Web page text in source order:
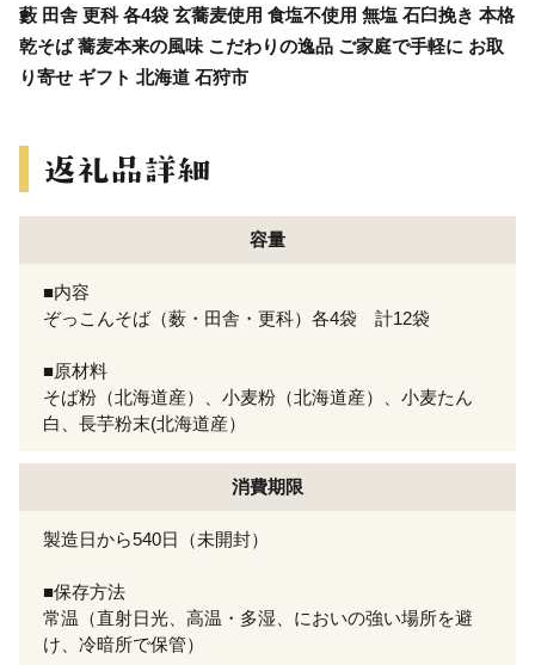
藪 田舎 更科 各4袋 玄蕎麦使用 食塩不使用 無塩 石臼挽き 本格
乾そば 蕎麦本来の風味 こだわりの逸品 ご家庭で手軽に お取
り寄せ ギフト 北海道 石狩市
容量
■内容
ぞっこんそば（薮・田舎・更科）各4袋 計12袋
■原材料
そば粉（北海道産）、小麦粉（北海道産）、小麦たん
白、長芋粉末(北海道産）
消費期限
製造日から540日（未開封）
■保存方法
常温（直射日光、高温・多湿、においの強い場所を避
け、冷暗所で保管）